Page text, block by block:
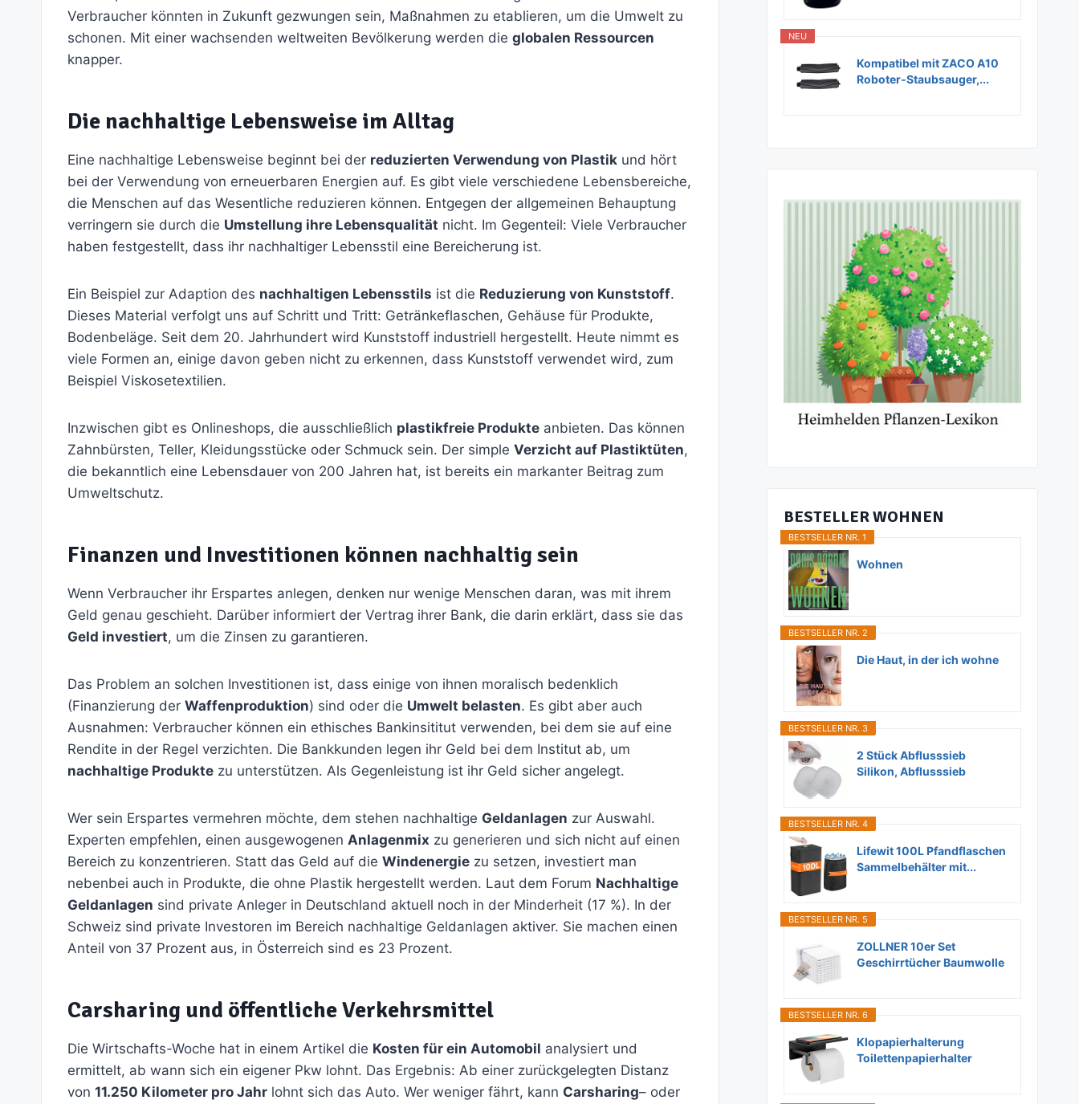
Verbraucher könnten in Zukunft gezwungen sein, Maßnahmen zu etablieren, um die Umwelt zu
schonen. Mit einer wachsenden weltweiten Bevölkerung werden die globalen Ressourcen
knapper.
Die nachhaltige Lebensweise im Alltag
Eine nachhaltige Lebensweise beginnt bei der reduzierten Verwendung von Plastik und hört
bei der Verwendung von erneuerbaren Energien auf. Es gibt viele verschiedene Lebensbereiche,
die Menschen auf das Wesentliche reduzieren können. Entgegen der allgemeinen Behauptung
verringern sie durch die Umstellung ihre Lebensqualität nicht. Im Gegenteil: Viele Verbraucher
haben festgestellt, dass ihr nachhaltiger Lebensstil eine Bereicherung ist.
Ein Beispiel zur Adaption des nachhaltigen Lebensstils ist die Reduzierung von Kunststoff.
Dieses Material verfolgt uns auf Schritt und Tritt: Getränkeflaschen, Gehäuse für Produkte,
Bodenbeläge. Seit dem 20. Jahrhundert wird Kunststoff industriell hergestellt. Heute nimmt es
viele Formen an, einige davon geben nicht zu erkennen, dass Kunststoff verwendet wird, zum
Beispiel Viskosetextilien.
Inzwischen gibt es Onlineshops, die ausschließlich plastikfreie Produkte anbieten. Das können
Zahnbürsten, Teller, Kleidungsstücke oder Schmuck sein. Der simple Verzicht auf Plastiktüten,
die bekanntlich eine Lebensdauer von 200 Jahren hat, ist bereits ein markanter Beitrag zum
Umweltschutz.
Finanzen und Investitionen können nachhaltig sein
Wenn Verbraucher ihr Erspartes anlegen, denken nur wenige Menschen daran, was mit ihrem
Geld genau geschieht. Darüber informiert der Vertrag ihrer Bank, die darin erklärt, dass sie das
Geld investiert, um die Zinsen zu garantieren.
Das Problem an solchen Investitionen ist, dass einige von ihnen moralisch bedenklich
(Finanzierung der Waffenproduktion) sind oder die Umwelt belasten. Es gibt aber auch
Ausnahmen: Verbraucher können ein ethisches Bankinsititut verwenden, bei dem sie auf eine
Rendite in der Regel verzichten. Die Bankkunden legen ihr Geld bei dem Institut ab, um
nachhaltige Produkte zu unterstützen. Als Gegenleistung ist ihr Geld sicher angelegt.
Wer sein Erspartes vermehren möchte, dem stehen nachhaltige Geldanlagen zur Auswahl.
Experten empfehlen, einen ausgewogenen Anlagenmix zu generieren und sich nicht auf einen
Bereich zu konzentrieren. Statt das Geld auf die Windenergie zu setzen, investiert man
nebenbei auch in Produkte, die ohne Plastik hergestellt werden. Laut dem Forum Nachhaltige
Geldanlagen sind private Anleger in Deutschland aktuell noch in der Minderheit (17 %). In der
Schweiz sind private Investoren im Bereich nachhaltige Geldanlagen aktiver. Sie machen einen
Anteil von 37 Prozent aus, in Österreich sind es 23 Prozent.
Carsharing und öffentliche Verkehrsmittel
Die Wirtschafts-Woche hat in einem Artikel die Kosten für ein Automobil analysiert und
ermittelt, ab wann sich ein eigener Pkw lohnt. Das Ergebnis: Ab einer zurückgelegten Distanz
von 11.250 Kilometer pro Jahr lohnt sich das Auto. Wer weniger fährt, kann Carsharing– oder
NEU
Kompatibel mit ZACO A10
Roboter-Staubsauger,...
BESTELLER WOHNEN
BESTSELLER NR. 1
Wohnen
BESTSELLER NR. 2
Die Haut, in der ich wohne
BESTSELLER NR. 3
2 Stück Abflusssieb
Silikon, Abflusssieb
BESTSELLER NR. 4
Lifewit 100L Pfandflaschen
Sammelbehälter mit...
BESTSELLER NR. 5
ZOLLNER 10er Set
Geschirrtücher Baumwolle
BESTSELLER NR. 6
Klopapierhalterung
Toilettenpapierhalter